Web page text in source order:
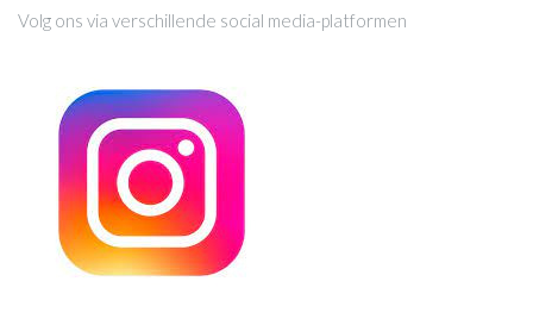
Volg ons via verschillende social media-platformen